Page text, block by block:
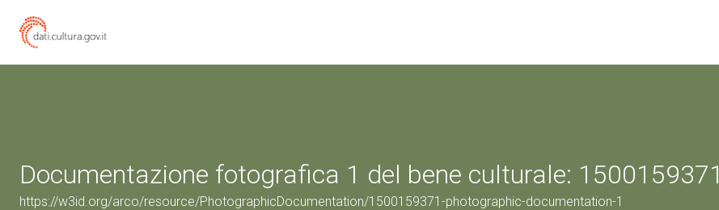
Documentazione fotografica 1 del bene culturale: 1500159371
https://w3id.org/arco/resource/PhotographicDocumentation/1500159371-photographic-documentation-1